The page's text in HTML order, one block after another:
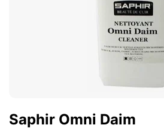
Saphir Omni Daim